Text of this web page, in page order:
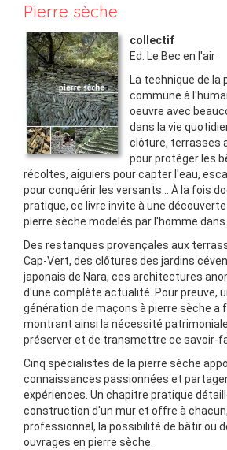
Pierre sèche
collectif
Ed.
Le Bec en l'air
La technique de la
commune à
oeuvre avec
dans la vie
clôture, terrasses
pour protéger les
récoltes, aiguiers pour capter l'eau,
pour conquérir les versants... À la fois
pratique, ce livre invite à une
pierre sèche modelés par l'homme dans
Des restanques provençales aux
Cap-Vert, des clôtures des jardins
japonais de Nara, ces architectures
d'une complète actualité. Pour preuve,
génération de maçons à pierre sèche a
montrant ainsi la nécessité
préserver et de transmettre ce savoir-
Cinq spécialistes de la pierre sèche
connaissances passionnées et
expériences. Un chapitre pratique
construction d'un mur et offre à
professionnel, la possibilité de bâtir ou
ouvrages en pierre sèche.